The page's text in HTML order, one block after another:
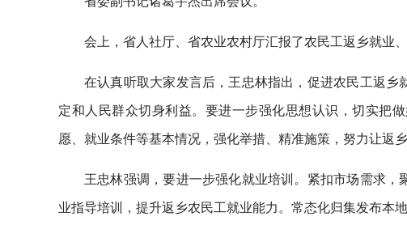
会上，省人社厅、省农业农村厅汇报了农民工返乡就业
在认真听取大家发言后，王忠林指出，促进农民工返
定和人民群众切身利益。要进一步强化思想认识，切实把
愿、就业条件等基本情况，强化举措、精准施策，努力让返
王忠林强调，要进一步强化就业培训。紧扣市场需求
业指导培训，提升返乡农民工就业能力。常态化归集发布本